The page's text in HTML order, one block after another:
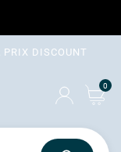
PRIX DISCOUNT
0